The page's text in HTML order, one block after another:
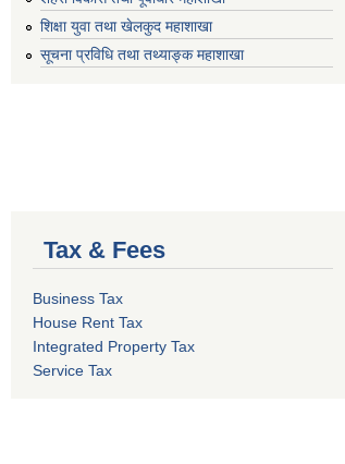
शिक्षा युवा तथा खेलकुद महाशाखा
सूचना प्रविधि तथा तथ्याङ्क महाशाखा
Tax & Fees
Business Tax
House Rent Tax
Integrated Property Tax
Service Tax